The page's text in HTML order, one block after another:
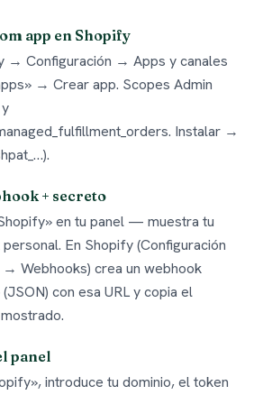
app en Shopify
→ Configuración → Apps y canales
→ Crear app. Scopes Admin
Instalar →
+ secreto
en tu panel — muestra tu
En Shopify (Configuración
Webhooks) crea un webhook
con esa URL y copia el
panel
introduce tu dominio, el token